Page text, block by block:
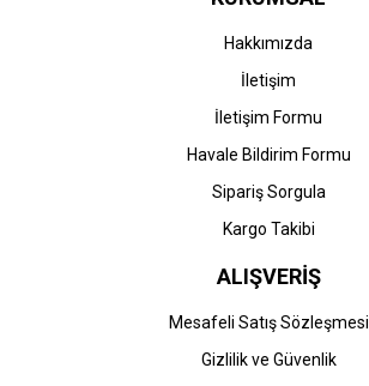
Hakkımızda
İletişim
İletişim Formu
Havale Bildirim Formu
Sipariş Sorgula
Kargo Takibi
ALIŞVERİŞ
Mesafeli Satış Sözleşmesi
Gizlilik ve Güvenlik